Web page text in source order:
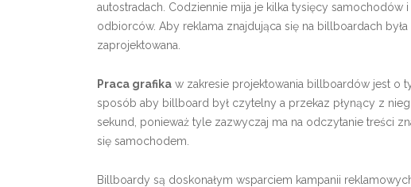
autostradach. Codziennie mija je kilka tysięcy
odbiorców. Aby reklama znajdująca się na billboardach
zaprojektowana.
Praca grafika w zakresie projektowania billboardów jest o
sposób aby billboard był czytelny a przekaz płynący z
sekund, ponieważ tyle zazwyczaj ma na odczytanie treści
się samochodem.
Billboardy są doskonałym wsparciem kampanii